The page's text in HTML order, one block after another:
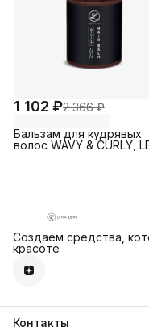
1 102 ₽2 366 ₽
Бальзам для кудрявых
волос WAVY & CURLY,
Создаем средства,
красоте
Контакты